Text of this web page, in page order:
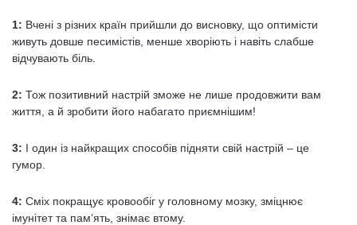
1: Вчені з різних країн прийшли до висновку, що оптимісти
живуть довше песимістів, менше хворіють і навіть слабше
відчувають біль.
2: Тож позитивний настрій зможе не лише продовжити вам
життя, а й зробити його набагато приємнішим!
3: І один із найкращих способів підняти свій настрій – це
гумор.
4: Сміх покращує кровообіг у головному мозку, зміцнює
імунітет та пам’ять, знімає втому.